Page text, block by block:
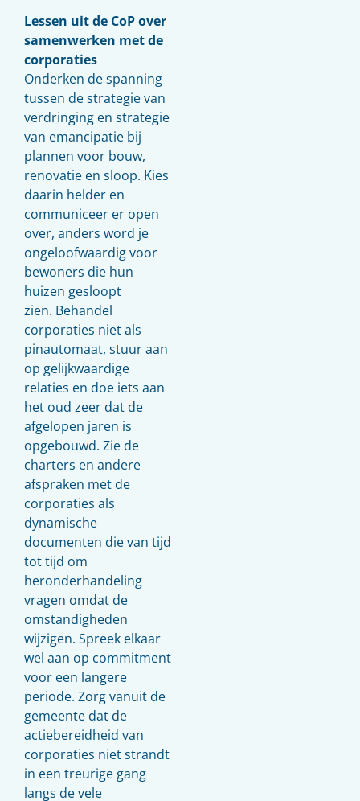
Lessen uit de CoP over
samenwerken met de
corporaties
Onderken de spanning
tussen de strategie van
verdringing en strategie
van emancipatie bij
plannen voor bouw,
renovatie en sloop. Kies
daarin helder en
communiceer er open
over, anders word je
ongeloofwaardig voor
bewoners die hun
huizen gesloopt
zien. Behandel
corporaties niet als
pinautomaat, stuur aan
op gelijkwaardige
relaties en doe iets aan
het oud zeer dat de
afgelopen jaren is
opgebouwd. Zie de
charters en andere
afspraken met de
corporaties als
dynamische
documenten die van tijd
tot tijd om
heronderhandeling
vragen omdat de
omstandigheden
wijzigen. Spreek elkaar
wel aan op commitment
voor een langere
periode. Zorg vanuit de
gemeente dat de
actiebereidheid van
corporaties niet strandt
in een treurige gang
langs de vele